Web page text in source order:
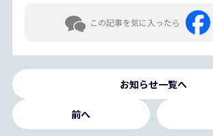
この記事を気に入ったら
お知らせ一覧へ
前へ